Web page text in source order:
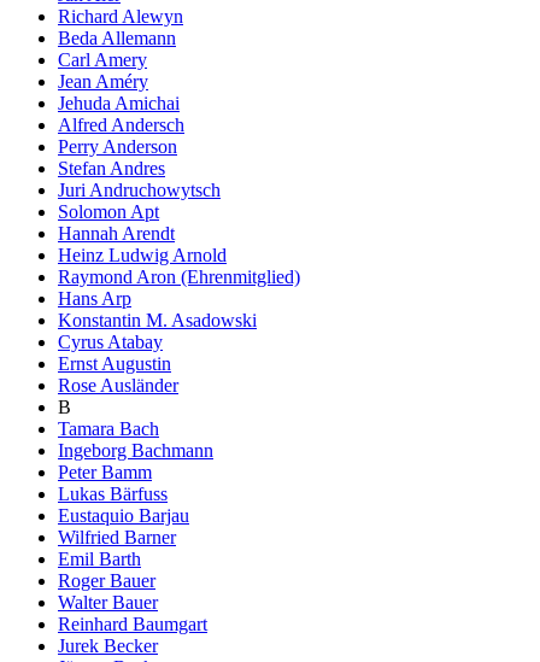
Richard Alewyn
Beda Allemann
Carl Amery
Jean Améry
Jehuda Amichai
Alfred Andersch
Perry Anderson
Stefan Andres
Juri Andruchowytsch
Solomon Apt
Hannah Arendt
Heinz Ludwig Arnold
Raymond Aron (Ehrenmitglied)
Hans Arp
Konstantin M. Asadowski
Cyrus Atabay
Ernst Augustin
Rose Ausländer
B
Tamara Bach
Ingeborg Bachmann
Peter Bamm
Lukas Bärfuss
Eustaquio Barjau
Wilfried Barner
Emil Barth
Roger Bauer
Walter Bauer
Reinhard Baumgart
Jurek Becker